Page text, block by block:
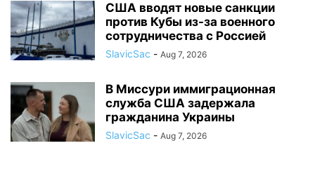
США вводят новые санкции
против Кубы из-за военного
сотрудничества с Россией
SlavicSac - Aug 7, 2026
В Миссури иммиграционная
служба США задержала
гражданина Украины
SlavicSac - Aug 7, 2026